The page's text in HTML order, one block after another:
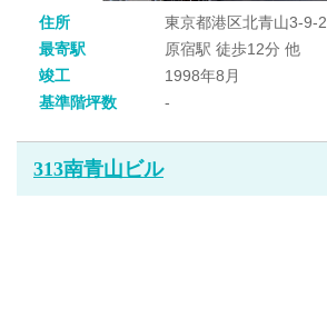
住所
東京都港区北青山3-9-2
最寄駅
原宿駅 徒歩12分 他
竣工
1998年8月
基準階坪数
-
313南青山ビル